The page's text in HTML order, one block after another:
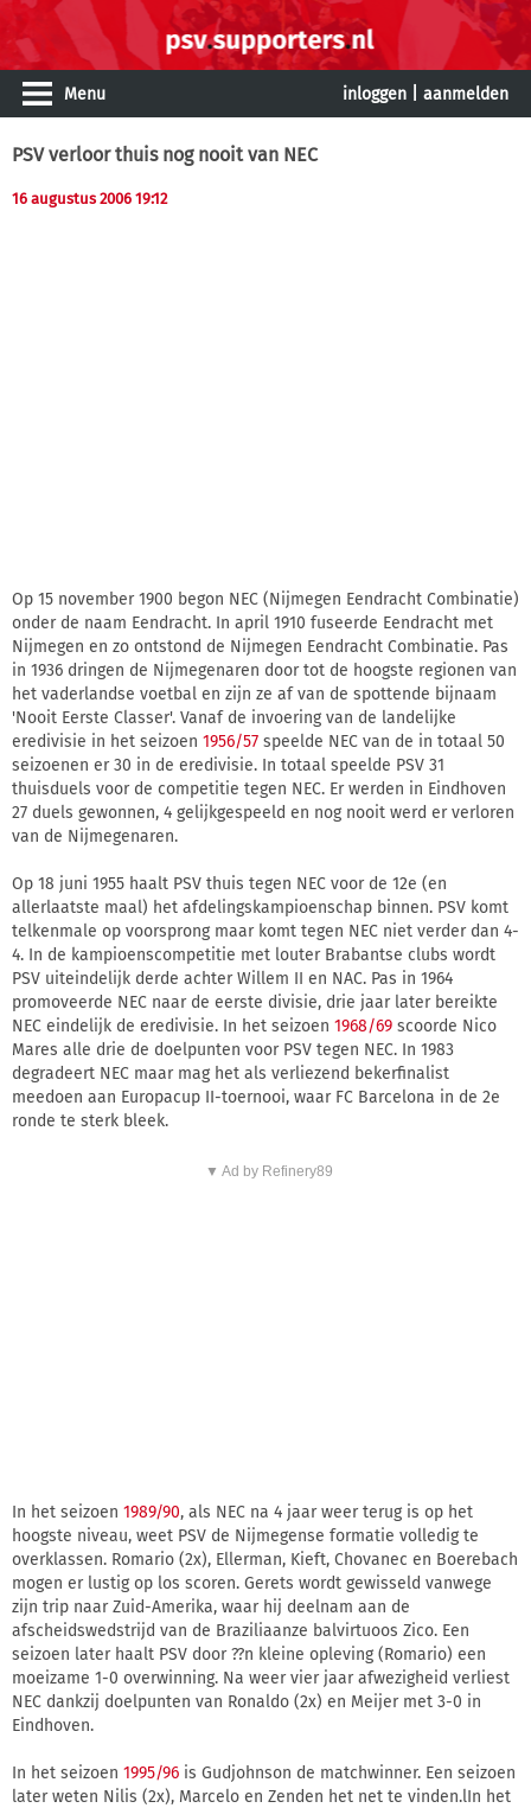
Menu inloggen aanmelden
PSV verloor thuis nog nooit van NEC
16 augustus 2006 19:12
Op 15 november 1900 begon NEC (Nijmegen Eendracht Combinatie)
onder de naam Eendracht. In april 1910 fuseerde Eendracht met
Nijmegen en zo ontstond de Nijmegen Eendracht Combinatie. Pas
in 1936 dringen de Nijmegenaren door tot de hoogste regionen van
het vaderlandse voetbal en zijn ze af van de spottende bijnaam
'Nooit Eerste Classer'. Vanaf de invoering van de landelijke
eredivisie in het seizoen 1956/57 speelde NEC van de in totaal 50
seizoenen er 30 in de eredivisie. In totaal speelde PSV 31
thuisduels voor de competitie tegen NEC. Er werden in Eindhoven
27 duels gewonnen, 4 gelijkgespeeld en nog nooit werd er verloren
van de Nijmegenaren.
Op 18 juni 1955 haalt PSV thuis tegen NEC voor de 12e (en
allerlaatste maal) het afdelingskampioenschap binnen. PSV komt
telkenmale op voorsprong maar komt tegen NEC niet verder dan 4-
4. In de kampioenscompetitie met louter Brabantse clubs wordt
PSV uiteindelijk derde achter Willem II en NAC. Pas in 1964
promoveerde NEC naar de eerste divisie, drie jaar later bereikte
NEC eindelijk de eredivisie. In het seizoen 1968/69 scoorde Nico
Mares alle drie de doelpunten voor PSV tegen NEC. In 1983
degradeert NEC maar mag het als verliezend bekerfinalist
meedoen aan Europacup II-toernooi, waar FC Barcelona in de 2e
ronde te sterk bleek.
▼ Ad by Refinery89
In het seizoen 1989/90, als NEC na 4 jaar weer terug is op het
hoogste niveau, weet PSV de Nijmegense formatie volledig te
overklassen. Romario (2x), Ellerman, Kieft, Chovanec en Boerebach
mogen er lustig op los scoren. Gerets wordt gewisseld vanwege
zijn trip naar Zuid-Amerika, waar hij deelnam aan de
afscheidswedstrijd van de Braziliaanze balvirtuoos Zico. Een
seizoen later haalt PSV door ??n kleine opleving (Romario) een
moeizame 1-0 overwinning. Na weer vier jaar afwezigheid verliest
NEC dankzij doelpunten van Ronaldo (2x) en Meijer met 3-0 in
Eindhoven.
In het seizoen 1995/96 is Gudjohnson de matchwinner. Een seizoen
later weten Nilis (2x), Marcelo en Zenden het net te vinden.lIn het